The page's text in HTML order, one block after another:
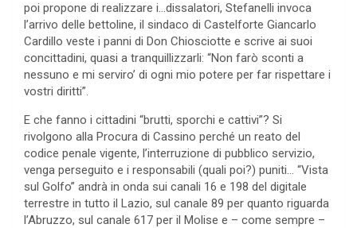
poi propone di realizzare i…dissalatori, Stefanelli invoca
l’arrivo delle bettoline, il sindaco di Castelforte Giancarlo
Cardillo veste i panni di Don Chiosciotte e scrive ai suoi
concittadini, quasi a tranquillizzarli: “Non farò sconti a
nessuno e mi serviro’ di ogni mio potere per far rispettare i
vostri diritti”.
E che fanno i cittadini “brutti, sporchi e cattivi”? Si
rivolgono alla Procura di Cassino perché un reato del
codice penale vigente, l’interruzione di pubblico servizio,
venga perseguito e i responsabili (quali poi?) puniti… “Vista
sul Golfo” andrà in onda sui canali 16 e 198 del digitale
terrestre in tutto il Lazio, sul canale 89 per quanto riguarda
l’Abruzzo, sul canale 617 per il Molise e – come sempre –